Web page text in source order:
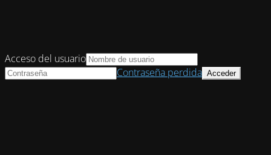
Acceso del usuario
Contraseña perdida